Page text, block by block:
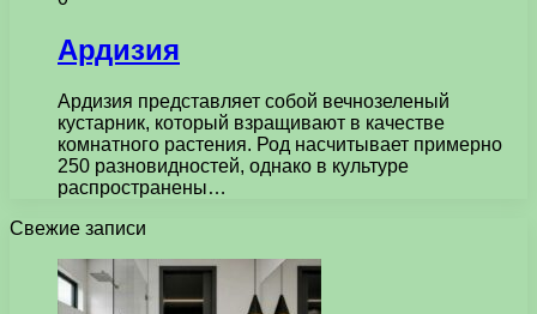
Ардизия
Ардизия представляет собой вечнозеленый
кустарник, который взращивают в качестве
комнатного растения. Род насчитывает примерно
250 разновидностей, однако в культуре
распространены…
Свежие записи